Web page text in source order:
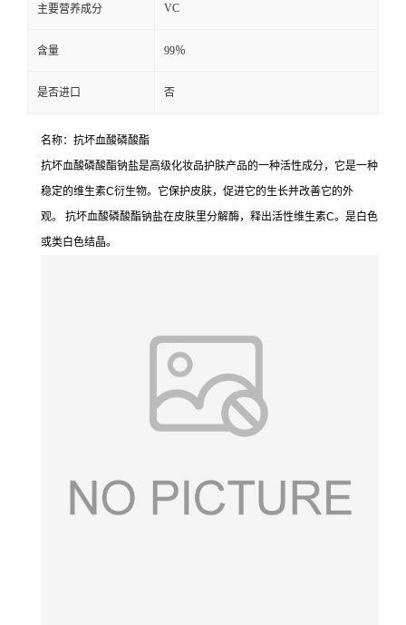
主要营养成分 VC
含量 99％
是否进口 否
名称：抗坏血酸磷酸酯
抗坏血酸磷酸酯钠盐是高级化妆品护肤产品的一种活性成分，它是一种
稳定的维生素C衍生物。它保护皮肤，促进它的生长并改善它的外
观。 抗坏血酸磷酸酯钠盐在皮肤里分解酶，释出活性维生素C。是白色
或类白色结晶。